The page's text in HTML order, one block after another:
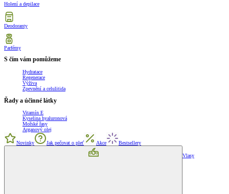
Holení a depilace
Deodoranty
Parfémy
S čím vám pomůžeme
Hydratace
Regenerace
Výživa
Zpevnění a celulitida
Řady a účinné látky
Vitamín E
Kyselina hyaluronová
Mořské řasy
Arganový olej
Novinky Jak pečovat o pleť Akce Bestsellery
Vlasy